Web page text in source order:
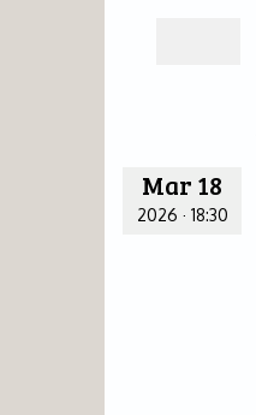
Mar 18
2026 · 18:30